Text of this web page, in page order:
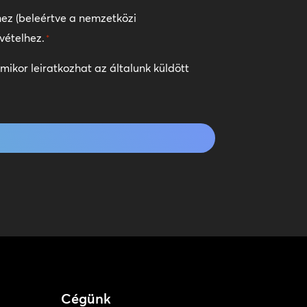
(beleértve a nemzetközi
*
leiratkozhat az általunk küldött
Cégünk